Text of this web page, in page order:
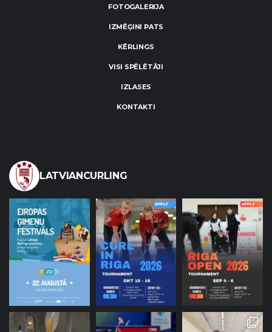
FOTOGALERIJA
IZMĒĢINI PATS
KĒRLINGS
VISI SPĒLĒTĀJI
IZLASES
KONTAKTI
LATVIANCURLING